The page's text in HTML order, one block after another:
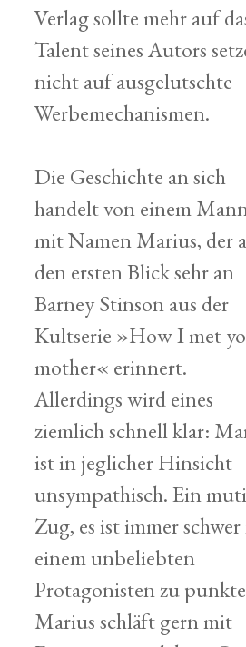
Verlag sollte mehr auf
Talent seines Autors
nicht auf ausgelutschte
Werbemechanismen.
Die Geschichte an sich
handelt von einem
mit Namen Marius, der
den ersten Blick sehr an
Barney Stinson aus der
Kultserie »How I met
mother« erinnert.
Allerdings wird eines
ziemlich schnell klar:
ist in jeglicher Hinsicht
unsympathisch. Ein
Zug, es ist immer
einem unbeliebten
Protagonisten zu
Marius schläft gern mit